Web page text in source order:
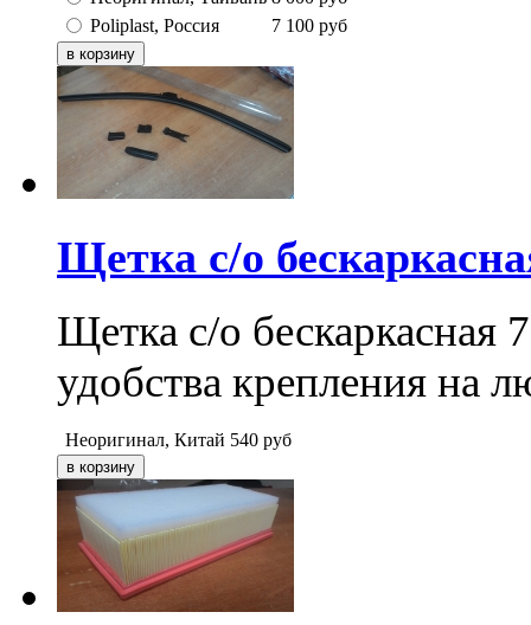
Poliplast, Россия
7 100 руб
Щетка с/о
Щетка с/о бескаркасная
удобства крепления на
Неоригинал, Китай 540 руб